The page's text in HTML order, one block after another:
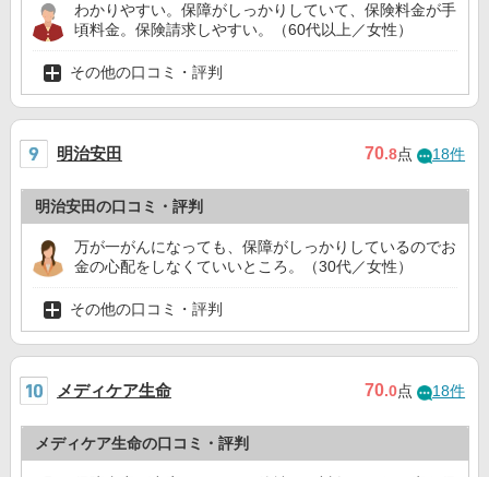
わかりやすい。保障がしっかりしていて、保険料金が手
頃料金。保険請求しやすい。（60代以上／女性）
その他の口コミ・評判
明治安田 70.8点 18件
明治安田の口コミ・評判
万が一がんになっても、保障がしっかりしているのでお
金の心配をしなくていいところ。（30代／女性）
その他の口コミ・評判
メディケア生命 70.0点 18件
メディケア生命の口コミ・評判